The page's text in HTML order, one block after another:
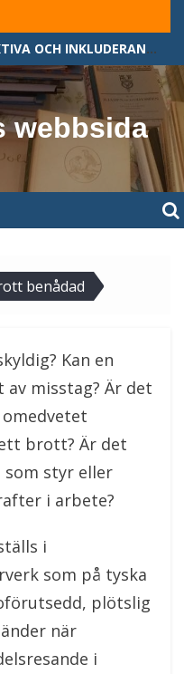
MÖTESORDFÖRANDE FÖR EFFEKTIVA OCH INKLUDERANDE MÖTEN
webbsida
benådad
Kan en
misstag? Är det
brott? Är det
styr eller
i arbete?
i
som på tyska
plötslig
när
i